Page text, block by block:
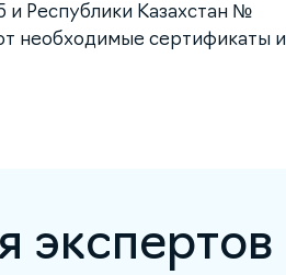
Республики Казахстан №
необходимые сертификаты и
экспертов